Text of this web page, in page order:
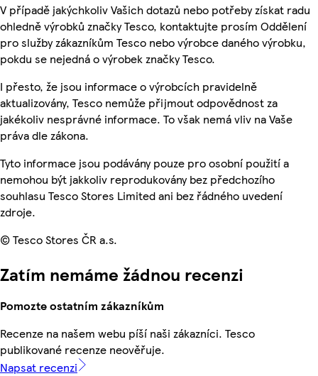
V případě jakýchkoliv Vašich dotazů nebo potřeby získat radu
ohledně výrobků značky Tesco, kontaktujte prosím Oddělení
pro služby zákazníkům Tesco nebo výrobce daného výrobku,
pokdu se nejedná o výrobek značky Tesco.
I přesto, že jsou informace o výrobcích pravidelně
aktualizovány, Tesco nemůže přijmout odpovědnost za
jakékoliv nesprávné informace. To však nemá vliv na Vaše
práva dle zákona.
Tyto informace jsou podávány pouze pro osobní použití a
nemohou být jakkoliv reprodukovány bez předchozího
souhlasu Tesco Stores Limited ani bez řádného uvedení
zdroje.
© Tesco Stores ČR a.s.
Zatím nemáme žádnou recenzi
Pomozte ostatním zákazníkům
Recenze na našem webu píší naši zákazníci. Tesco
publikované recenze neověřuje.
Napsat recenzi